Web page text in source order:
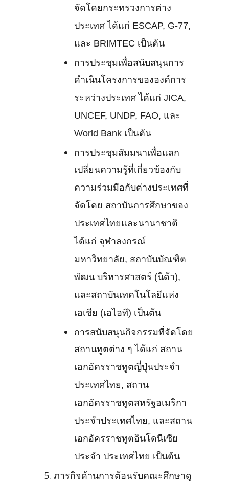
จัดโดยกระทรวงการต่าง
ประเทศ ได้แก่ ESCAP, G-77,
และ BRIMTEC เป็นต้น
การประชุมเพื่อสนับสนุนการ
ดำเนินโครงการขององค์การ
ระหว่างประเทศ ได้แก่ JICA,
UNCEF, UNDP, FAO, และ
World Bank เป็นต้น
การประชุมสัมมนาเพื่อแลก
เปลี่ยนความรู้ที่เกี่ยวข้องกับ
ความร่วมมือกับต่างประเทศที่
จัดโดย สถาบันการศึกษาของ
ประเทศไทยและนานาชาติ
ได้แก่ จุฬาลงกรณ์
มหาวิทยาลัย, สถาบันบัณฑิต
พัฒน บริหารศาสตร์ (นิด้า),
และสถาบันเทคโนโลยีแห่ง
เอเชีย (เอไอที) เป็นต้น
การสนับสนุนกิจกรรมที่จัดโดย
สถานทูตต่าง ๆ ได้แก่ สถาน
เอกอัครราชทูตญี่ปุ่นประจำ
ประเทศไทย, สถาน
เอกอัครราชทูตสหรัฐอเมริกา
ประจำประเทศไทย, และสถาน
เอกอัครราชทูตอินโดนีเซีย
ประจำ ประเทศไทย เป็นต้น
ภารกิจด้านการต้อนรับคณะศึกษาดู